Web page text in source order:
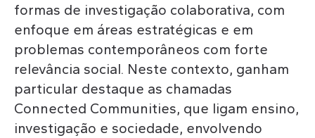
formas de investigação colaborativa, com
enfoque em áreas estratégicas e em
problemas contemporâneos com forte
relevância social. Neste contexto, ganham
particular destaque as chamadas
Connected Communities, que ligam ensino,
investigação e sociedade, envolvendo